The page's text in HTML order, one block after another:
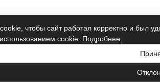
чтобы сайт работал корректно и был
cookie. Подробнее